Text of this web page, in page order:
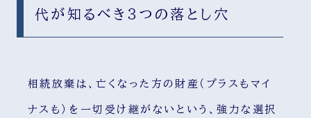
代が知るべき３つの落とし穴
相続放棄は、亡くなった方の財産（プラスもマイ
ナスも）を一切受け継がないという、強力な選択